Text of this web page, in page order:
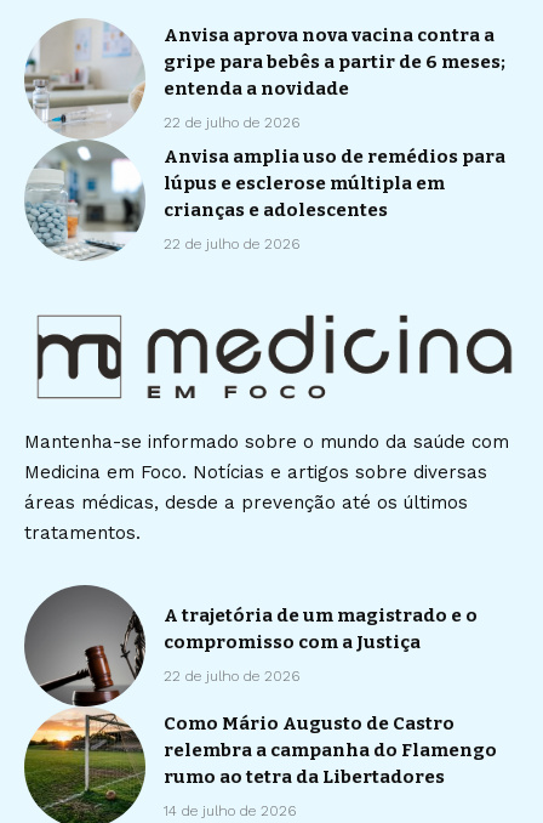
Anvisa aprova nova vacina contra a
gripe para bebês a partir de 6 meses;
entenda a novidade
22 de julho de 2026
Anvisa amplia uso de remédios para
lúpus e esclerose múltipla em
crianças e adolescentes
22 de julho de 2026
Mantenha-se informado sobre o mundo da saúde com
Medicina em Foco. Notícias e artigos sobre diversas
áreas médicas, desde a prevenção até os últimos
tratamentos.
A trajetória de um magistrado e o
compromisso com a Justiça
22 de julho de 2026
Como Mário Augusto de Castro
relembra a campanha do Flamengo
rumo ao tetra da Libertadores
14 de julho de 2026